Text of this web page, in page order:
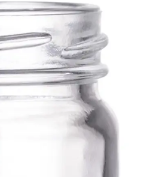
Рекомендуете ли вы этот товар
да
нет
еще не знаю
Добавить фото